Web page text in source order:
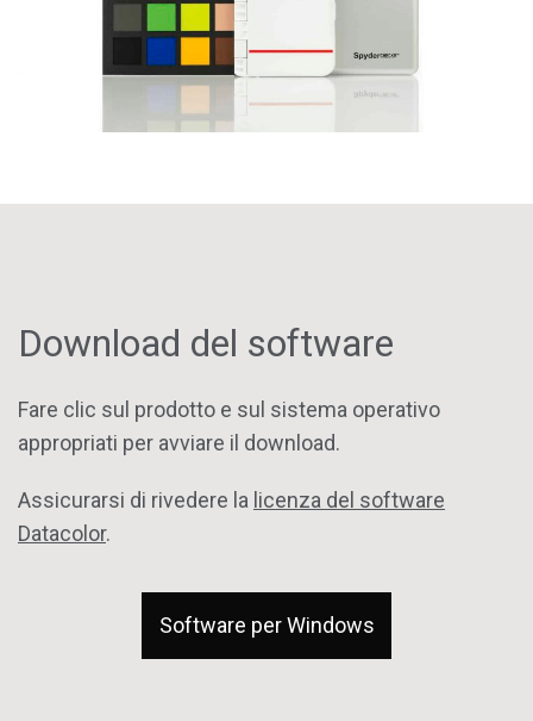
Download del software
Fare clic sul prodotto e sul sistema operativo
appropriati per avviare il download.
Assicurarsi di rivedere la licenza del software
Datacolor.
Software per Windows